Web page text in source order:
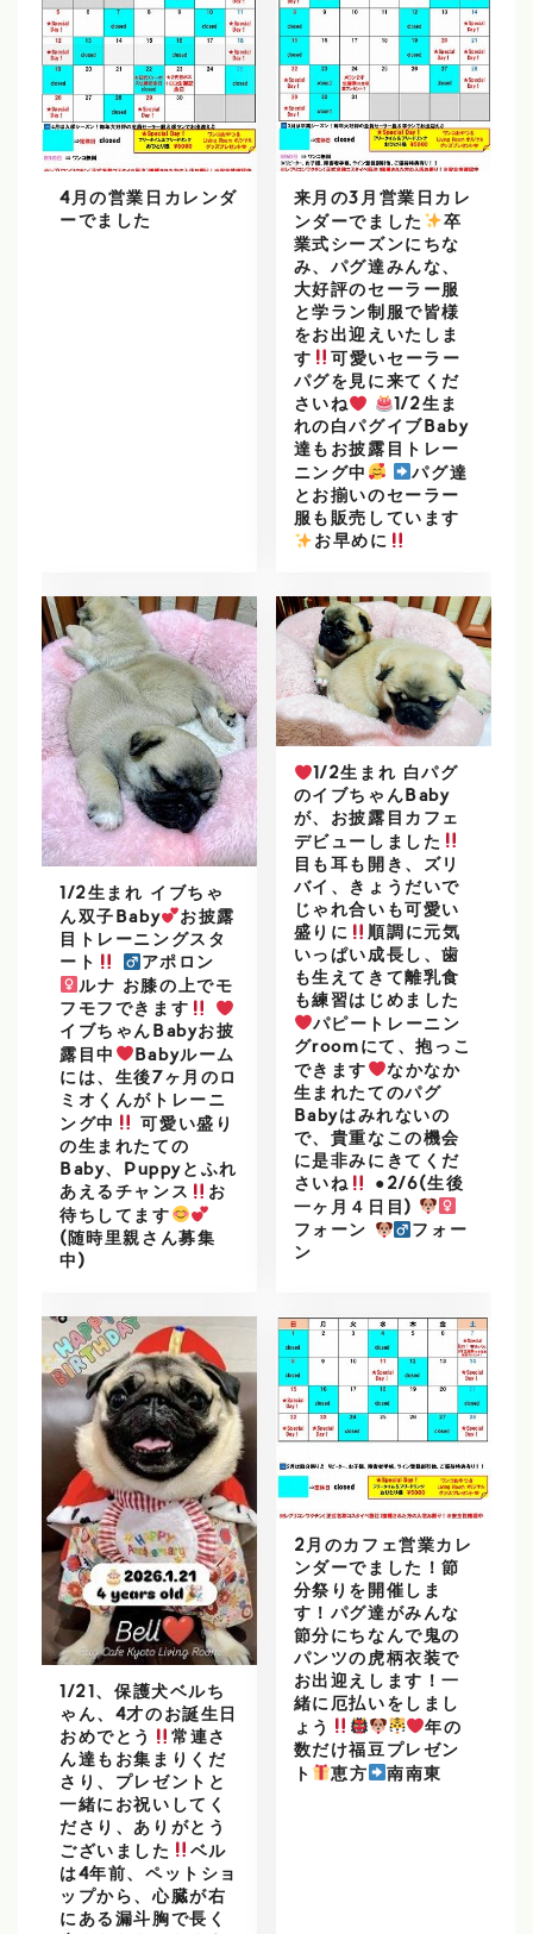
4月の営業日カレンダ
ーでました
来月の3月営業日カレ
ンダーでました
️卒
業式シーズンにちな
み、パグ達みんな、
大好評のセーラー服
と学ラン制服で皆様
をお出迎えいたしま
す
可愛いセーラー
パグを見に来てくだ
さいね
1/2生ま
れの白パグイブBaby
達もお披露目トレー
ニング中
パグ達
とお揃いのセーラー
服も販売しています
お早めに
1/2生まれ イブちゃ
ん双子Baby
お披露
目トレーニングスタ
ート
アポロン
ルナ お膝の上でモ
フモフできます
イブちゃんBabyお披
露目中
Babyルーム
には、生後7ヶ月のロ
ミオくんがトレーニ
ング中
可愛い盛り
の生まれたての
Baby、Puppyとふれ
あえるチャンス
お
待ちしてます
(随時里親さん募集
中)
1/2生まれ 白パグ
のイブちゃんBaby
が、お披露目カフェ
デビューしました
目も耳も開き、ズリ
バイ、きょうだいで
じゃれ合いも可愛い
盛りに
順調に元気
いっぱい成長し、歯
も生えてきて離乳食
も練習はじめました
パピートレーニン
グroomにて、抱っこ
できます
なかなか
生まれたてのパグ
Babyはみれないの
で、貴重なこの機会
に是非みにきてくだ
さいね
●2/6(生後
一ヶ月４日目)
フォーン
フォー
ン
1/21、保護犬ベルち
ゃん、4才のお誕生日
おめでとう
常連さ
ん達もお集まりくだ
さり、プレゼントと
一緒にお祝いしてく
ださり、ありがとう
ございました
ベル
は4年前、ペットショ
ップから、心臓が右
にある漏斗胸で長く
2月のカフェ営業カレ
ンダーでました！節
分祭りを開催しま
す！パグ達がみんな
節分にちなんで鬼の
パンツの虎柄衣装で
お出迎えします！一
緒に厄払いをしまし
ょう
年の
数だけ福豆プレゼン
ト
恵方 南南東